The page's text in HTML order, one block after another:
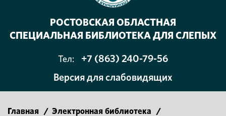
РОСТОВСКАЯ ОБЛАСТНАЯ
СПЕЦИАЛЬНАЯ БИБЛИОТЕКА ДЛЯ СЛЕПЫХ
Тел:
+7 (863) 240-79-56
Версия для слабовидящих
Главная / Электронная библиотека
/